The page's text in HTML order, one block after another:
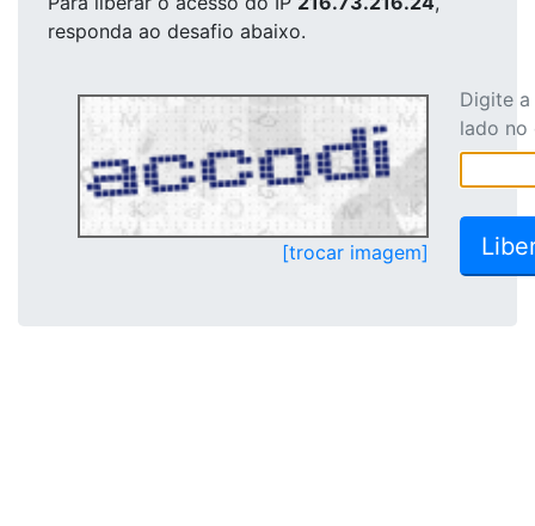
responda ao desafio abaixo.
[trocar imagem]
Digite
lado no